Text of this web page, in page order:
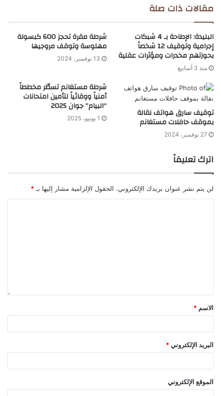
مقالات ذات صلة
البليدة: الإطاحة بـ 4 شبكات
إجرامية وتوقيف 12 شخصاً
بحوزتهم مخدرات ومؤثرات عقلية
منذ 3 أسابيع
شرطة مقرة تحجز 600 كبسولة
مهلوسة وتوقف مروجيها
13 نوفمبر، 2024
توقيف سارق هواتف نقالة
بموقف حافلات مستغانم
27 نوفمبر، 2024
شرطة مستغانم تسطّر مخططاً
أمنياً ووقائياً لتأمين امتحانات
“البيام” جوان 2025
1 يونيو، 2025
اترك تعليقاً
لن يتم نشر عنوان بريدك الإلكتروني. الحقول الإلزامية مشار إليها بـ *
الاسم *
البريد الإلكتروني *
الموقع الإلكتروني